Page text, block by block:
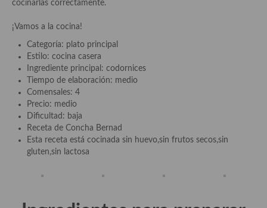
aditivos
Especias, mezclas de especias
Hierbas aromáticas
Aceites
Mojos y pastas
Sales y polvos
Salsas y mojos
Adobos
cocinarlas correctamente.
¡Vamos a la cocina!
Categoría: plato principal
Estilo: cocina casera
Ingrediente principal: codornices
Tiempo de elaboración: medio
Comensales: 4
Precio: medio
Dificultad: baja
Receta de Concha Bernad
Esta receta está cocinada sin huevo,sin frutos secos,sin
gluten,sin lactosa